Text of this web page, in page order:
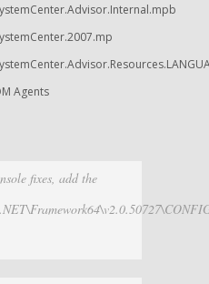
Agents
fixes, add the